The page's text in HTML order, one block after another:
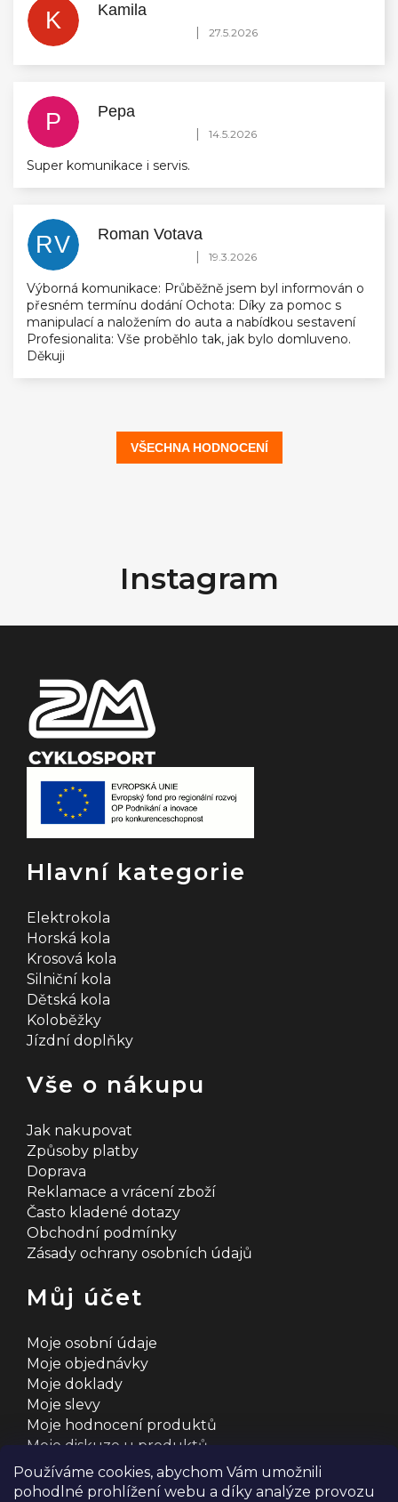
Používáme cookies, abychom Vám umožnili
pohodlné prohlížení webu a díky analýze provozu
K Kamila
Hodnocení obchodu je 5 z 5 hvězdiček.
| 27.5.2026
P Pepa
Hodnocení obchodu je 5 z 5 hvězdiček.
| 14.5.2026
Super komunikace i servis.
RV Roman Votava
Hodnocení obchodu je 5 z 5 hvězdiček.
| 19.3.2026
Výborná komunikace: Průběžně jsem byl informován o
přesném termínu dodání Ochota: Díky za pomoc s
manipulací a naložením do auta a nabídkou sestavení
Profesionalita: Vše proběhlo tak, jak bylo domluveno.
Děkuji
VŠECHNA HODNOCENÍ
t
Instagram
Hlavní kategorie
Elektrokola
Horská kola
Krosová kola
Silniční kola
Dětská kola
Koloběžky
Jízdní doplňky
Vše o nákupu
Jak nakupovat
Způsoby platby
Doprava
Reklamace a vrácení zboží
Často kladené dotazy
Obchodní podmínky
Zásady ochrany osobních údajů
Můj účet
Moje osobní údaje
Moje objednávky
Moje doklady
Moje slevy
Moje hodnocení produktů
Moje diskuze u produktů